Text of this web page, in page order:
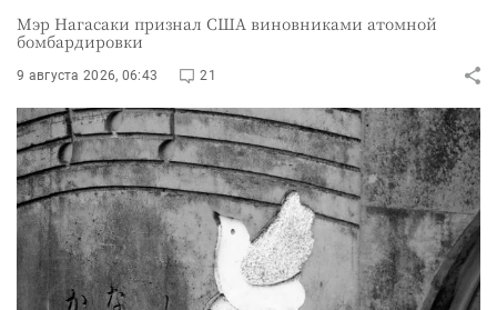
Мэр Нагасаки признал США виновниками атомной
бомбардировки
9 августа 2026, 06:43 21